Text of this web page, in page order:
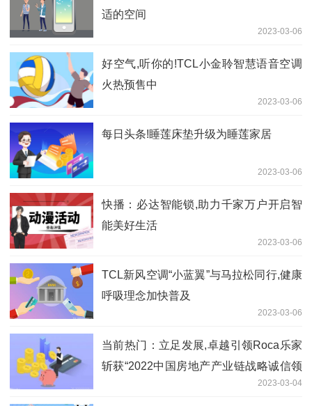
适的空间
2023-03-06
好空气,听你的!TCL小金聆智慧语音空调
火热预售中
2023-03-06
每日头条!睡莲床垫升级为睡莲家居
2023-03-06
快播：必达智能锁,助力千家万户开启智
能美好生活
2023-03-06
TCL新风空调“小蓝翼”与马拉松同行,健康
呼吸理念加快普及
2023-03-06
当前热门：立足发展,卓越引领Roca乐家
斩获“2022中国房地产产业链战略诚信领
2023-03-04